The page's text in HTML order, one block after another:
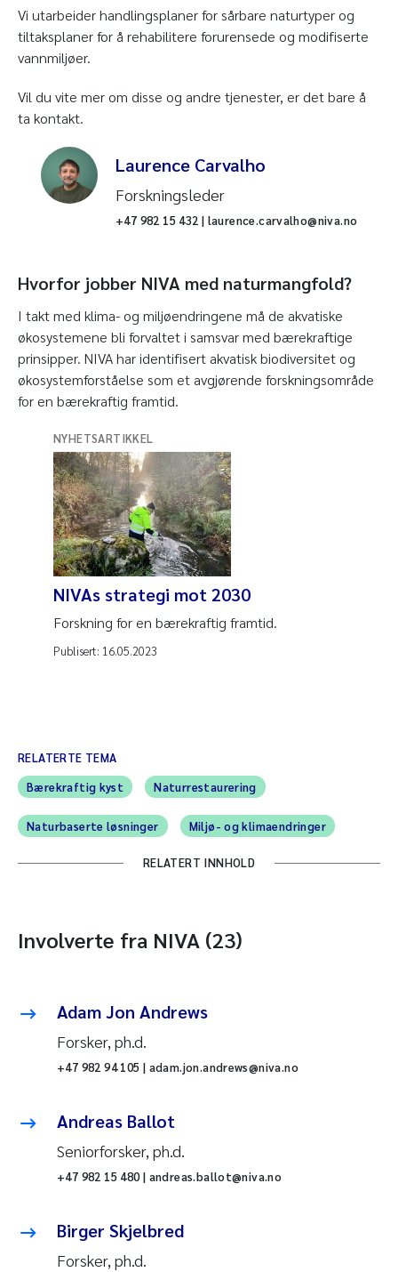
Vi utarbeider handlingsplaner for sårbare naturtyper og
tiltaksplaner for å rehabilitere forurensede og modifiserte
vannmiljøer.
Vil du vite mer om disse og andre tjenester, er det bare å
ta kontakt.
Laurence Carvalho
Forskningsleder
+47 982 15 432 | laurence.carvalho@niva.no
Hvorfor jobber NIVA med naturmangfold?
I takt med klima- og miljøendringene må de akvatiske
økosystemene bli forvaltet i samsvar med bærekraftige
prinsipper. NIVA har identifisert akvatisk biodiversitet og
økosystemforståelse som et avgjørende forskningsområde
for en bærekraftig framtid.
NYHETSARTIKKEL
NIVAs strategi mot 2030
Forskning for en bærekraftig framtid.
Publisert: 16.05.2023
RELATERTE TEMA
Bærekraftig kyst
Naturrestaurering
Naturbaserte løsninger Miljø- og klimaendringer
RELATERT INNHOLD
Involverte fra NIVA (23)
Adam Jon Andrews
Forsker, ph.d.
+47 982 94 105 | adam.jon.andrews@niva.no
Andreas Ballot
Seniorforsker, ph.d.
+47 982 15 480 | andreas.ballot@niva.no
Birger Skjelbred
Forsker, ph.d.